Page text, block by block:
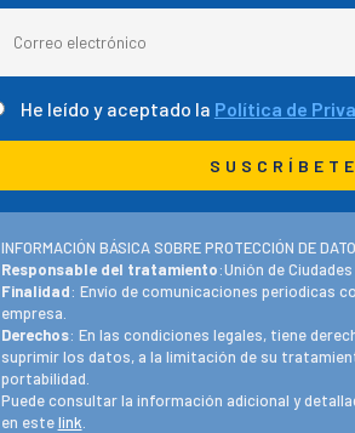
He leído y aceptado la Política de
INFORMACIÓN BÁSICA SOBRE PROTECCIÓN DE
Responsable del tratamiento:Unión de
Finalidad: Envío de comunicaciones periodicas
empresa.
Derechos: En las condiciones legales, tiene
suprimir los datos, a la limitación de su
portabilidad.
Puede consultar la información adicional y
en estelink